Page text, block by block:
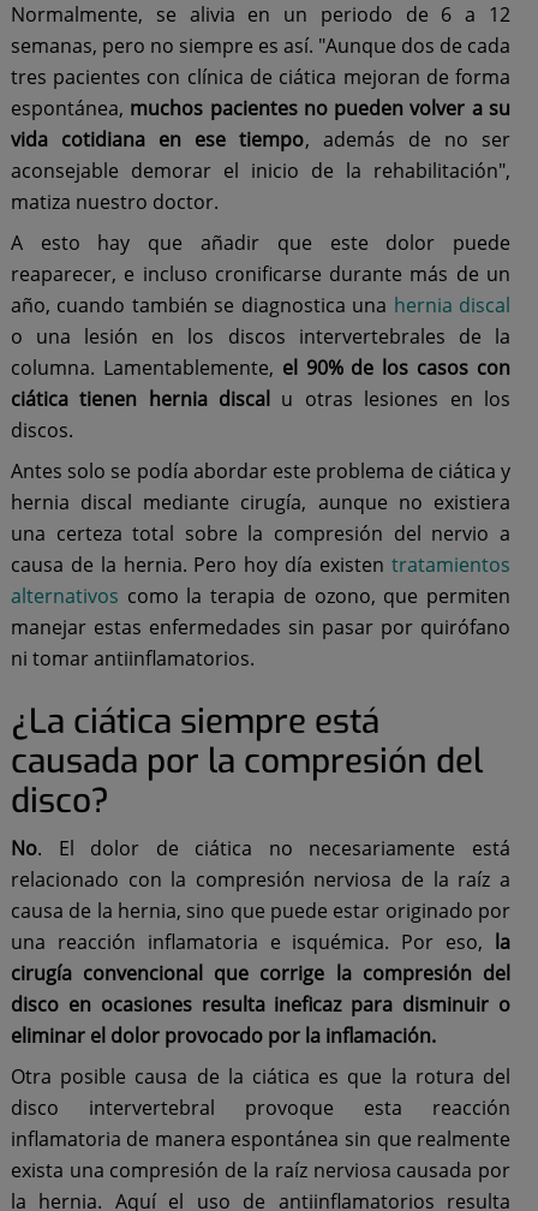
Normalmente, se alivia en un periodo de 6 a 12
semanas, pero no siempre es así. "Aunque dos de cada
tres pacientes con clínica de ciática mejoran de forma
espontánea, muchos pacientes no pueden volver a su
vida cotidiana en ese tiempo, además de no ser
aconsejable demorar el inicio de la rehabilitación",
matiza nuestro doctor.
A esto hay que añadir que este dolor puede
reaparecer, e incluso cronificarse durante más de un
año, cuando también se diagnostica una hernia discal
o una lesión en los discos intervertebrales de la
columna. Lamentablemente, el 90% de los casos con
ciática tienen hernia discal u otras lesiones en los
discos.
Antes solo se podía abordar este problema de ciática y
hernia discal mediante cirugía, aunque no existiera
una certeza total sobre la compresión del nervio a
causa de la hernia. Pero hoy día existentratamientos
alternativos como la terapia de ozono, que permiten
manejar estas enfermedades sin pasar por quirófano
ni tomar antiinflamatorios.
¿La ciática siempre está
causada por la compresión del
disco?
No. El dolor de ciática no necesariamente está
relacionado con la compresión nerviosa de la raíz a
causa de la hernia, sino que puede estar originado por
una reacción inflamatoria e isquémica. Por eso, la
cirugía convencional que corrige la compresión del
disco en ocasiones resulta ineficaz para disminuir o
eliminar el dolor provocado por la inflamación.
Otra posible causa de la ciática es que la rotura del
disco intervertebral provoque esta reacción
inflamatoria de manera espontánea sin que realmente
exista una compresión de la raíz nerviosa causada por
la hernia. Aquí el uso de antiinflamatorios resulta